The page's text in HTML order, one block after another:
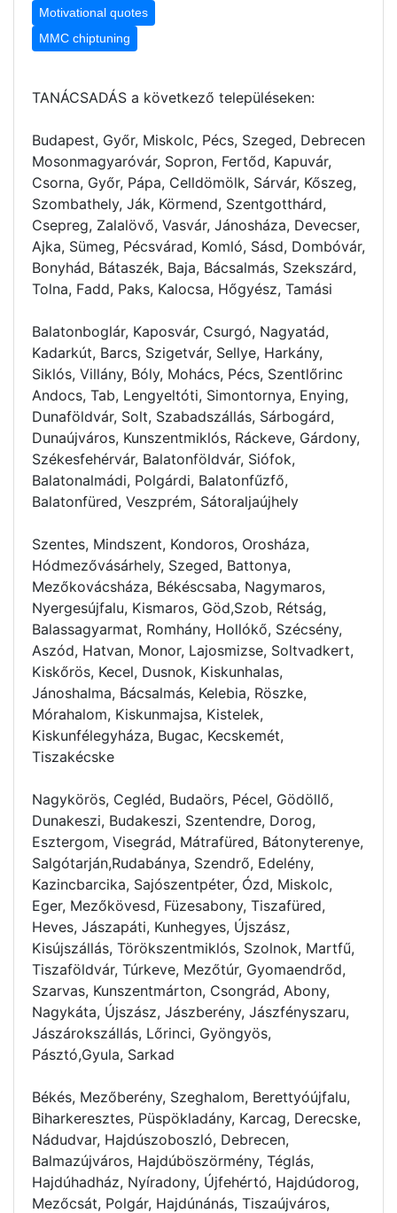
Motivational quotes
MMC chiptuning
TANÁCSADÁS a következő településeken:
Budapest, Győr, Miskolc, Pécs, Szeged, Debrecen
Mosonmagyaróvár, Sopron, Fertőd, Kapuvár,
Csorna, Győr, Pápa, Celldömölk, Sárvár, Kőszeg,
Szombathely, Ják, Körmend, Szentgotthárd,
Csepreg, Zalalövő, Vasvár, Jánosháza, Devecser,
Ajka, Sümeg, Pécsvárad, Komló, Sásd, Dombóvár,
Bonyhád, Bátaszék, Baja, Bácsalmás, Szekszárd,
Tolna, Fadd, Paks, Kalocsa, Hőgyész, Tamási
Balatonboglár, Kaposvár, Csurgó, Nagyatád,
Kadarkút, Barcs, Szigetvár, Sellye, Harkány,
Siklós, Villány, Bóly, Mohács, Pécs, Szentlőrinc
Andocs, Tab, Lengyeltóti, Simontornya, Enying,
Dunaföldvár, Solt, Szabadszállás, Sárbogárd,
Dunaújváros, Kunszentmiklós, Ráckeve, Gárdony,
Székesfehérvár, Balatonföldvár, Siófok,
Balatonalmádi, Polgárdi, Balatonfűzfő,
Balatonfüred, Veszprém, Sátoraljaújhely
Szentes, Mindszent, Kondoros, Orosháza,
Hódmezővásárhely, Szeged, Battonya,
Mezőkovácsháza, Békéscsaba, Nagymaros,
Nyergesújfalu, Kismaros, Göd,Szob, Rétság,
Balassagyarmat, Romhány, Hollókő, Szécsény,
Aszód, Hatvan, Monor, Lajosmizse, Soltvadkert,
Kiskőrös, Kecel, Dusnok, Kiskunhalas,
Jánoshalma, Bácsalmás, Kelebia, Röszke,
Mórahalom, Kiskunmajsa, Kistelek,
Kiskunfélegyháza, Bugac, Kecskemét,
Tiszakécske
Nagykörös, Cegléd, Budaörs, Pécel, Gödöllő,
Dunakeszi, Budakeszi, Szentendre, Dorog,
Esztergom, Visegrád, Mátrafüred, Bátonyterenye,
Salgótarján,Rudabánya, Szendrő, Edelény,
Kazincbarcika, Sajószentpéter, Ózd, Miskolc,
Eger, Mezőkövesd, Füzesabony, Tiszafüred,
Heves, Jászapáti, Kunhegyes, Újszász,
Kisújszállás, Törökszentmiklós, Szolnok, Martfű,
Tiszaföldvár, Túrkeve, Mezőtúr, Gyomaendrőd,
Szarvas, Kunszentmárton, Csongrád, Abony,
Nagykáta, Újszász, Jászberény, Jászfényszaru,
Jászárokszállás, Lőrinci, Gyöngyös,
Pásztó,Gyula, Sarkad
Békés, Mezőberény, Szeghalom, Berettyóújfalu,
Biharkeresztes, Püspökladány, Karcag, Derecske,
Nádudvar, Hajdúszoboszló, Debrecen,
Balmazújváros, Hajdúböszörmény, Téglás,
Hajdúhadház, Nyíradony, Újfehértó, Hajdúdorog,
Mezőcsát, Polgár, Hajdúnánás, Tiszaújváros,